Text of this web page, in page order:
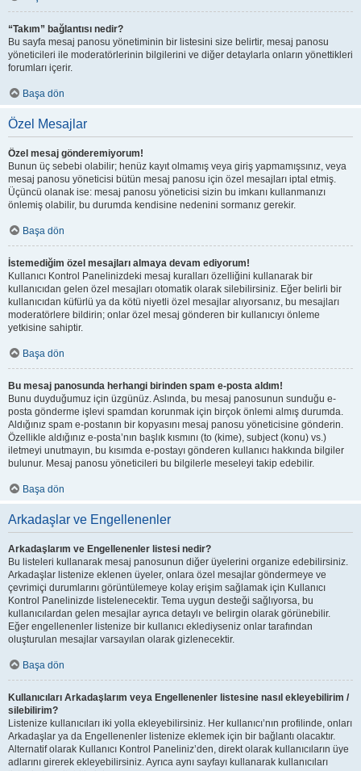
“Takım” bağlantısı nedir?
Bu sayfa mesaj panosu yönetiminin bir listesini size belirtir, mesaj panosu
yöneticileri ile moderatörlerinin bilgilerini ve diğer detaylarla onların yönettikleri
forumları içerir.
Başa dön
Özel Mesajlar
Özel mesaj gönderemiyorum!
Bunun üç sebebi olabilir; henüz kayıt olmamış veya giriş yapmamışsınız, veya
mesaj panosu yöneticisi bütün mesaj panosu için özel mesajları iptal etmiş.
Üçüncü olanak ise: mesaj panosu yöneticisi sizin bu imkanı kullanmanızı
önlemiş olabilir, bu durumda kendisine nedenini sormanız gerekir.
Başa dön
İstemediğim özel mesajları almaya devam ediyorum!
Kullanıcı Kontrol Panelinizdeki mesaj kuralları özelliğini kullanarak bir
kullanıcıdan gelen özel mesajları otomatik olarak silebilirsiniz. Eğer belirli bir
kullanıcıdan küfürlü ya da kötü niyetli özel mesajlar alıyorsanız, bu mesajları
moderatörlere bildirin; onlar özel mesaj gönderen bir kullanıcıyı önleme
yetkisine sahiptir.
Başa dön
Bu mesaj panosunda herhangi birinden spam e-posta aldım!
Bunu duyduğumuz için üzgünüz. Aslında, bu mesaj panosunun sunduğu e-
posta gönderme işlevi spamdan korunmak için birçok önlemi almış durumda.
Aldığınız spam e-postanın bir kopyasını mesaj panosu yöneticisine gönderin.
Özellikle aldığınız e-posta’nın başlık kısmını (to (kime), subject (konu) vs.)
iletmeyi unutmayın, bu kısımda e-postayı gönderen kullanıcı hakkında bilgiler
bulunur. Mesaj panosu yöneticileri bu bilgilerle meseleyi takip edebilir.
Başa dön
Arkadaşlar ve Engellenenler
Arkadaşlarım ve Engellenenler listesi nedir?
Bu listeleri kullanarak mesaj panosunun diğer üyelerini organize edebilirsiniz.
Arkadaşlar listenize eklenen üyeler, onlara özel mesajlar göndermeye ve
çevrimiçi durumlarını görüntülemeye kolay erişim sağlamak için Kullanıcı
Kontrol Panelinizde listelenecektir. Tema uygun desteği sağlıyorsa, bu
kullanıcılardan gelen mesajlar ayrıca detaylı ve belirgin olarak görünebilir.
Eğer engellenenler listenize bir kullanıcı eklediyseniz onlar tarafından
oluşturulan mesajlar varsayılan olarak gizlenecektir.
Başa dön
Kullanıcıları Arkadaşlarım veya Engellenenler listesine nasıl ekleyebilirim /
silebilirim?
Listenize kullanıcıları iki yolla ekleyebilirsiniz. Her kullanıcı’nın profilinde, onları
Arkadaşlar ya da Engellenenler listenize eklemek için bir bağlantı olacaktır.
Alternatif olarak Kullanıcı Kontrol Paneliniz’den, direkt olarak kullanıcıların üye
adlarını girerek ekleyebilirsiniz. Ayrıca aynı sayfayı kullanarak kullanıcıları